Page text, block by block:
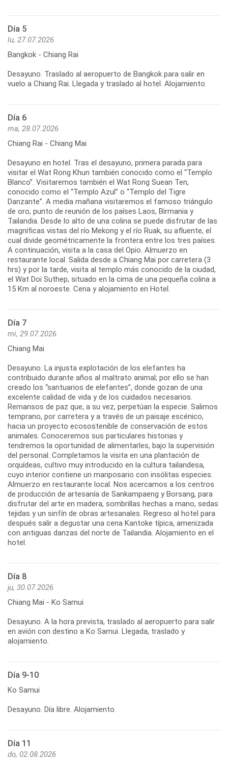
Día 5
lu, 27.07.2026
Bangkok - Chiang Rai
Desayuno. Traslado al aeropuerto de Bangkok para salir en
vuelo a Chiang Rai. Llegada y traslado al hotel. Alojamiento
Día 6
ma, 28.07.2026
Chiang Rai - Chiang Mai
Desayuno en hotel. Tras el desayuno, primera parada para
visitar el Wat Rong Khun también conocido como el “Templo
Blanco”. Visitaremos también el Wat Rong Suean Ten,
conocido como el “Templo Azul” o “Templo del Tigre
Danzante”. A media mañana visitaremos el famoso triángulo
de oro, punto de reunión de los países Laos, Birmania y
Tailandia. Desde lo alto de una colina se puede disfrutar de las
magníficas vistas del río Mekong y el río Ruak, su afluente, el
cual divide geométricamente la frontera entre los tres países.
A continuación, visita a la casa del Opio. Almuerzo en
restaurante local. Salida desde a Chiang Mai por carretera (3
hrs) y por la tarde, visita al templo más conocido de la ciudad,
el Wat Doi Suthep, situado en la cima de una pequeña colina a
15 Km al noroeste. Cena y alojamiento en Hotel.
Día 7
mi, 29.07.2026
Chiang Mai
Desayuno. La injusta explotación de los elefantes ha
contribuido durante años al maltrato animal; por ello se han
creado los “santuarios de elefantes”, donde gozan de una
excelente calidad de vida y de los cuidados necesarios.
Remansos de paz que, a su vez, perpetúan la especie. Salimos
temprano, por carretera y a través de un paisaje escénico,
hacia un proyecto ecosostenible de conservación de estos
animales. Conoceremos sus particulares historias y
tendremos la oportunidad de alimentarles, bajo la supervisión
del personal. Completamos la visita en una plantación de
orquídeas, cultivo muy introducido en la cultura tailandesa,
cuyo interior contiene un mariposario con insólitas especies.
Almuerzo en restaurante local. Nos acercamos a los centros
de producción de artesanía de Sankampaeng y Borsang, para
disfrutar del arte en madera, sombrillas hechas a mano, sedas
tejidas y un sinfín de obras artesanales. Regreso al hotel para
después salir a degustar una cena Kantoke típica, amenizada
con antiguas danzas del norte de Tailandia. Alojamiento en el
hotel.
Día 8
ju, 30.07.2026
Chiang Mai - Ko Samui
Desayuno. A la hora prevista, traslado al aeropuerto para salir
en avión con destino a Ko Samui. Llegada, traslado y
Día 9-10
Ko Samui
Desayuno. Día libre. Alojamiento.
Día 11
do, 02.08.2026